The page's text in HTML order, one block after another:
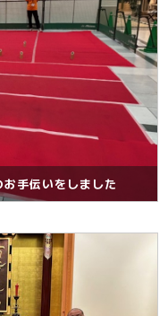
手伝いをしました